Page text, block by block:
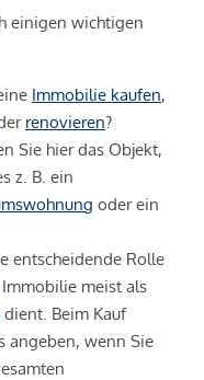
einigen wichtigen
Immobilie kaufen,
renovieren?
Sie hier das Objekt,
z. B. ein
oder ein
entscheidende Rolle
meist als
dient. Beim Kauf
angeben, wenn Sie